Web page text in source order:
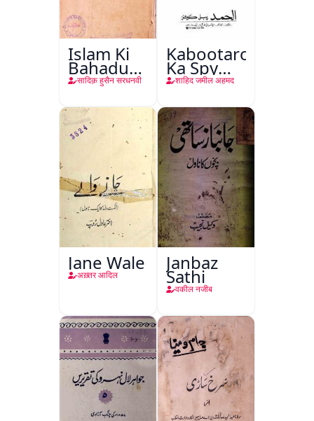
Islam Ki
Bahadur
Shahzadiyan
सादिक़ हुसैन सरधनवी
Kabootaron
Ka Spy
Plan
शाहिद जमील अहमद
Jane Wale
अख़्तर आदिल
Janbaz
Sathi
वकील नजीब